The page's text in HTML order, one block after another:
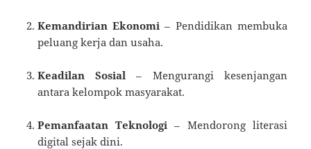
Kemandirian Ekonomi – Pendidikan membuka
peluang kerja dan usaha.
Keadilan Sosial – Mengurangi kesenjangan
antara kelompok masyarakat.
Pemanfaatan Teknologi – Mendorong literasi
digital sejak dini.